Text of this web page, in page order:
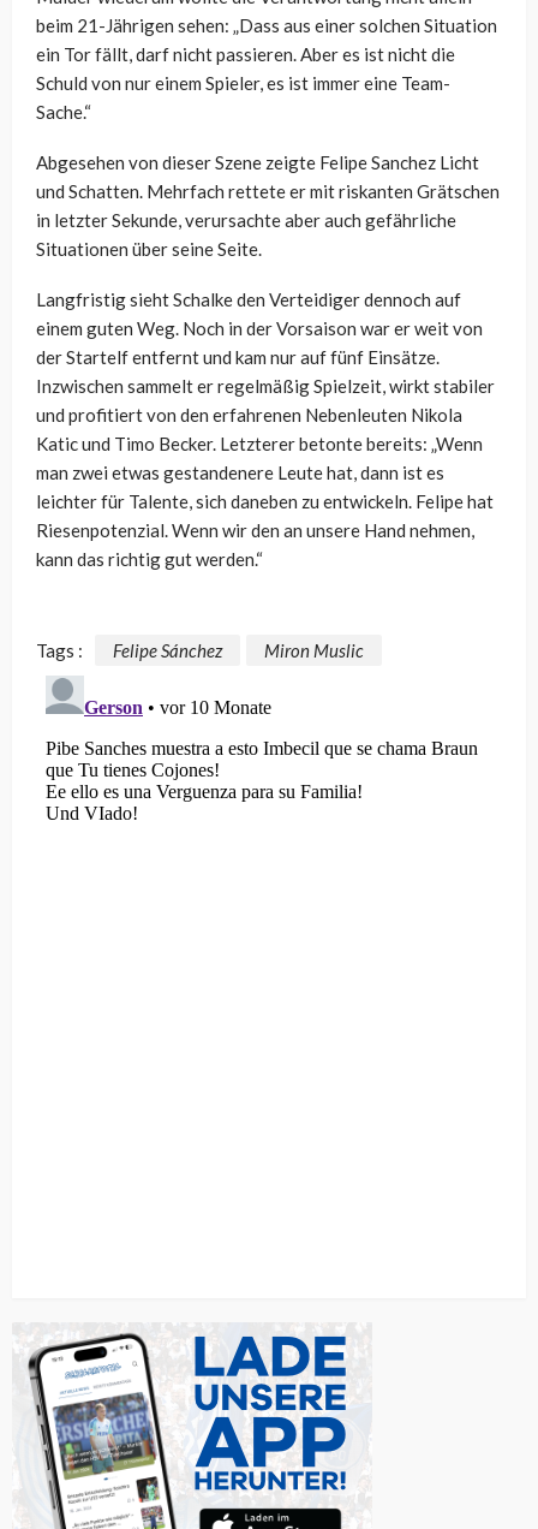
beim 21-Jährigen sehen: „Dass aus einer solchen Situation
ein Tor fällt, darf nicht passieren. Aber es ist nicht die
Schuld von nur einem Spieler, es ist immer eine Team-
Sache.“
Abgesehen von dieser Szene zeigte Felipe Sanchez Licht
und Schatten. Mehrfach rettete er mit riskanten Grätschen
in letzter Sekunde, verursachte aber auch gefährliche
Situationen über seine Seite.
Langfristig sieht Schalke den Verteidiger dennoch auf
einem guten Weg. Noch in der Vorsaison war er weit von
der Startelf entfernt und kam nur auf fünf Einsätze.
Inzwischen sammelt er regelmäßig Spielzeit, wirkt stabiler
und profitiert von den erfahrenen Nebenleuten Nikola
Katic und Timo Becker. Letzterer betonte bereits: „Wenn
man zwei etwas gestandenere Leute hat, dann ist es
leichter für Talente, sich daneben zu entwickeln. Felipe hat
Riesenpotenzial. Wenn wir den an unsere Hand nehmen,
kann das richtig gut werden.“
Tags : Felipe Sánchez Miron Muslic